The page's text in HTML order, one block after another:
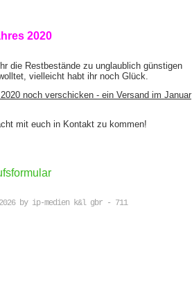
2020
die Restbestände zu unglaublich günstigen
vielleicht habt ihr noch Glück.
noch verschicken - ein Versand im Januar
mit euch in Kontakt zu kommen!
by ip-medien k&l gbr - 711